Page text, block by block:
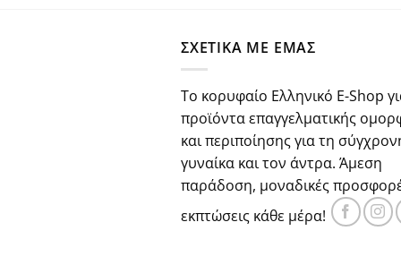
ΣΧΕΤΙΚΑ ΜΕ ΕΜΑΣ
Το κορυφαίο Ελληνικό E-Shop
προϊόντα επαγγελματικής
και περιποίησης για τη
γυναίκα και τον άντρα. Άμεση
παράδοση, μοναδικές
εκπτώσεις κάθε μέρα!